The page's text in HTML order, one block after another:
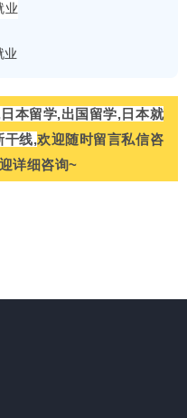
本留学,出国留学,日本就
干线,欢迎随时留言私信咨
详细咨询~